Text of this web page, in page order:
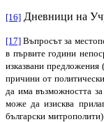
[16] Дневници на
[17] Въпросът за
в първите години
изказвани
причини от
да има възможността
може да изисква
български